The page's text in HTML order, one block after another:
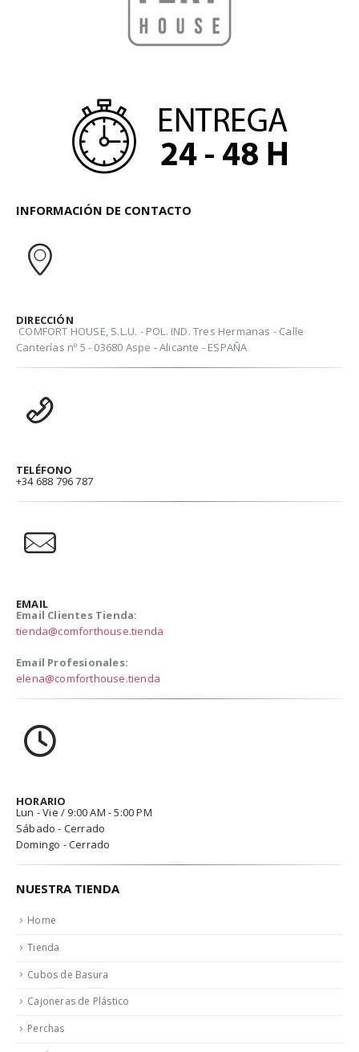
INFORMACIÓN DE CONTACTO
DIRECCIÓN
COMFORT HOUSE, S.L.U. - POL. IND. Tres Hermanas - Calle
Canterías nº 5 - 03680 Aspe - Alicante - ESPAÑA
TELÉFONO
+34 688 796 787
EMAIL
Email Clientes Tienda:
tienda@comforthouse.tienda
Email Profesionales:
elena@comforthouse.tienda
HORARIO
Lun - Vie / 9:00 AM - 5:00 PM
Sábado - Cerrado
Domingo - Cerrado
NUESTRA TIENDA
Home
Tienda
Cubos de Basura
Cajoneras de Plástico
Perchas